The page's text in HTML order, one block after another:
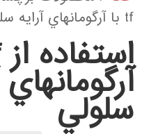
tf با آرگومانهاي آرايه سلولي”
آرگومانهاي
سلولي